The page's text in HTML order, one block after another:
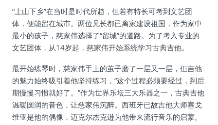
“上山下乡”在当时是时代所趋，但若有特长可考到文艺团
体，便能留在城市。两位兄长都已离家建设祖国，作为家中
最小的孩子，慈家伟选择了“留城”的道路。为了考入专业的
文艺团体，从14岁起，慈家伟开始系统学习古典吉他。
最开始练琴时，慈家伟手上的茧子磨了一层又一层，但吉他
的魅力始终吸引着他坚持练习，“这个过程必须要经过，到后
期慢慢习惯就好了。”作为世界乐坛三大乐器之一，古典吉他
温暖圆润的音色，让慈家伟沉醉。西班牙已故吉他大师塞戈
维亚是他的偶像，迈克尔杰克逊为他带来流行音乐的启蒙。